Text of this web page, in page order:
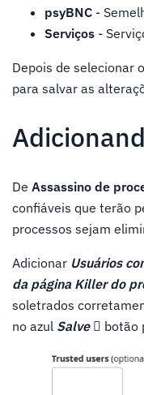
psyBNC -
Serviços -
Depois de selecionar
para salvar as
DeAssassino de
confiáveis que terão
processos sejam
Adicionar Usuários
da página Killer do
soletrados
no azul Salve  botão